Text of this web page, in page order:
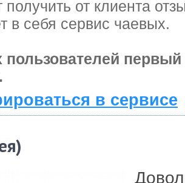
от клиента
в себя сервис чаевых.
в сервисе